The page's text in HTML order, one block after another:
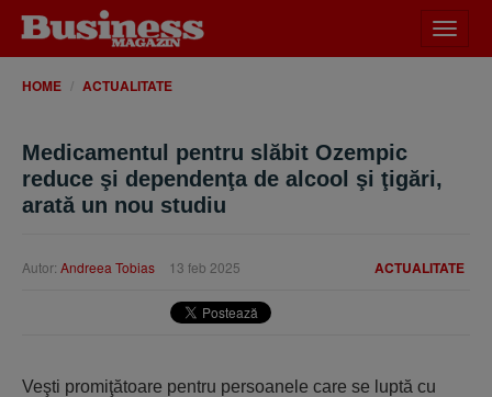
meniu
HOME ACTUALITATE
Medicamentul pentru slăbit Ozempic
reduce şi dependenţa de alcool şi ţigări,
arată un nou studiu
ACTUALITATE
Autor: Andreea Tobias 13 feb 2025
Veşti promiţătoare pentru persoanele care se luptă cu